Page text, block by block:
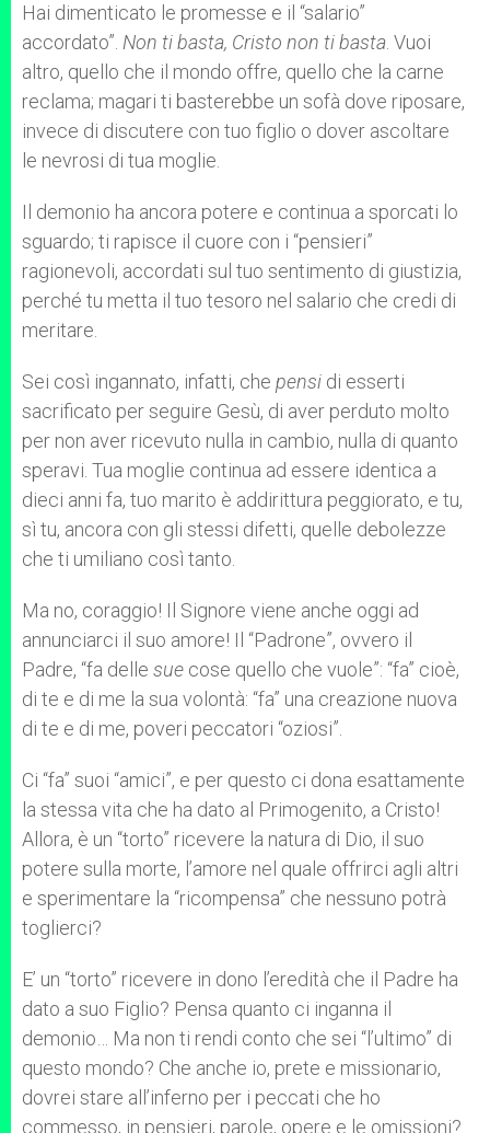
Hai dimenticato le promesse e il “salario”
accordato”. Non ti basta, Cristo non ti basta . Vuoi
altro, quello che il mondo offre, quello che la carne
reclama; magari ti basterebbe un sofà dove riposare,
invece di discutere con tuo figlio o dover ascoltare
le nevrosi di tua moglie.
Il demonio ha ancora potere e continua a sporcati lo
sguardo; ti rapisce il cuore con i “pensieri”
ragionevoli, accordati sul tuo sentimento di giustizia,
perché tu metta il tuo tesoro nel salario che credi di
meritare.
Sei così ingannato, infatti, che pensi di esserti
sacrificato per seguire Gesù, di aver perduto molto
per non aver ricevuto nulla in cambio, nulla di quanto
speravi. Tua moglie continua ad essere identica a
dieci anni fa, tuo marito è addirittura peggiorato, e tu,
sì tu, ancora con gli stessi difetti, quelle debolezze
che ti umiliano così tanto.
Ma no, coraggio! Il Signore viene anche oggi ad
annunciarci il suo amore! Il “Padrone”, ovvero il
Padre, “fa delle sue cose quello che vuole”: “fa” cioè,
di te e di me la sua volontà: “fa” una creazione nuova
di te e di me, poveri peccatori “oziosi”.
Ci “fa” suoi “amici”, e per questo ci dona esattamente
la stessa vita che ha dato al Primogenito, a Cristo!
Allora, è un “torto” ricevere la natura di Dio, il suo
potere sulla morte, l’amore nel quale offrirci agli altri
e sperimentare la “ricompensa” che nessuno potrà
toglierci?
E’ un “torto” ricevere in dono l’eredità che il Padre ha
dato a suo Figlio? Pensa quanto ci inganna il
demonio… Ma non ti rendi conto che sei “l’ultimo” di
questo mondo? Che anche io, prete e missionario,
dovrei stare all’inferno per i peccati che ho
commesso, in pensieri, parole, opere e le omissioni?